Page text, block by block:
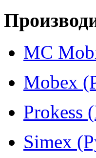
MC
Mobex
Prokess
Simex